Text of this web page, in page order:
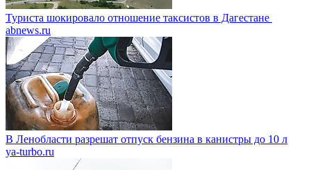
Туриста шокировало отношение таксистов в Дагестане
abnews.ru
В Ленобласти разрешат отпуск бензина в канистры до 10 л
ya-turbo.ru